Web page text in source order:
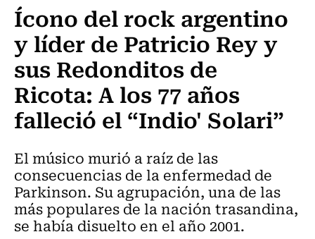
Ícono del rock argentino
y líder de Patricio Rey y
sus Redonditos de
Ricota: A los 77 años
falleció el “Indio' Solari”
El músico murió a raíz de las
consecuencias de la enfermedad de
Parkinson. Su agrupación, una de las
más populares de la nación trasandina,
se había disuelto en el año 2001.